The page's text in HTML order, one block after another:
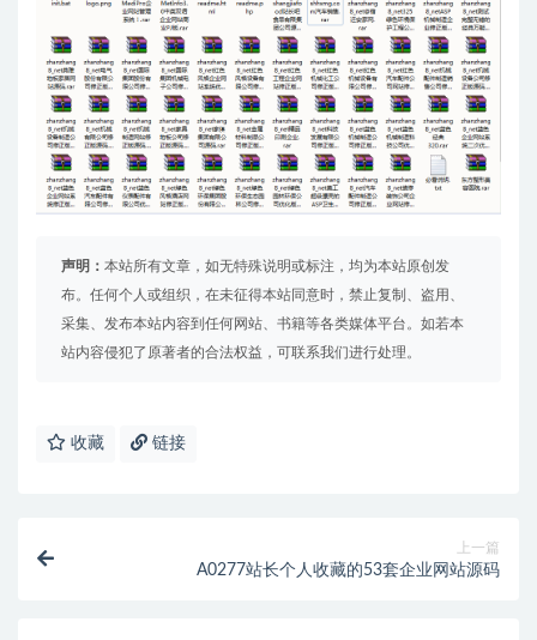
声明： 本站所有文章，如无特殊说明或标注，均为本站原创发
布。任何个人或组织，在未征得本站同意时，禁止复制、盗用、
采集、发布本站内容到任何网站、书籍等各类媒体平台。如若本
站内容侵犯了原著者的合法权益，可联系我们进行处理。
收藏 链接
上一篇
A0277站长个人收藏的53套企业网站源码